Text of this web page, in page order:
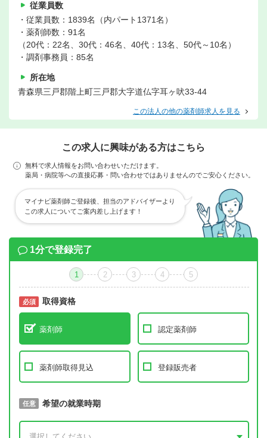
従業員数
・従業員数：1839名（内パート1371名）
・薬剤師数：91名
（20代：22名、30代：46名、40代：13名、50代～10名）
・調剤事務員：85名
所在地
青森県三戸郡階上町三戸郡大字道仏字耳ヶ吠33-44
この法人の他の薬剤師求人を見る
この求人に興味がある方はこちら
無料で求人情報をお問い合わせいただけます。
薬局・病院等への直接応募・問い合わせではありませんのでご安心ください。
マイナビ薬剤師ご登録後、担当のアドバイザーより
この求人についてご案内差し上げます！
1分で登録完了
1 2 3 4 5
必須 取得資格
薬剤師 認定薬剤師
薬剤師取得見込 登録販売者
必須 取得予定年
任意 希望の就業時期